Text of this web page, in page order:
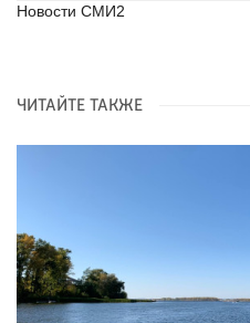
Новости СМИ2
ЧИТАЙТЕ ТАКЖЕ